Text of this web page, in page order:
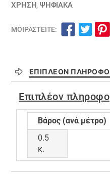
ΧΡΗΣΗ, ΨΗΦΙΑΚΆ
ΜΟΙΡΑΣΤΕΊΤΕ:
ΕΠΙΠΛΈΟΝ
Επιπλέον
Βάρος (ανά μέτρο)
0.5
κ.